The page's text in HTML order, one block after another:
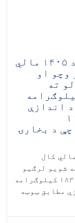
د کابل ښار پوهنې ریاست د ۱۴۰۵ مالي
وچو او
ته
لري: ۱۸۳۹۳۴.۶۱۱ کیلوګرامه
اندازې
د بخارۍ
د کابل ښار پوهنې ریاست د ۱۴۰۵ مالي کال
شویو لرګیو
برابرولو ته اړتیا لري: ۱۸۳۹۳۴.۶۱۱ کیلوګرامه
مطابق ټوټه